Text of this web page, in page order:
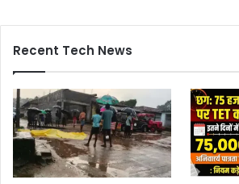
Recent Tech News